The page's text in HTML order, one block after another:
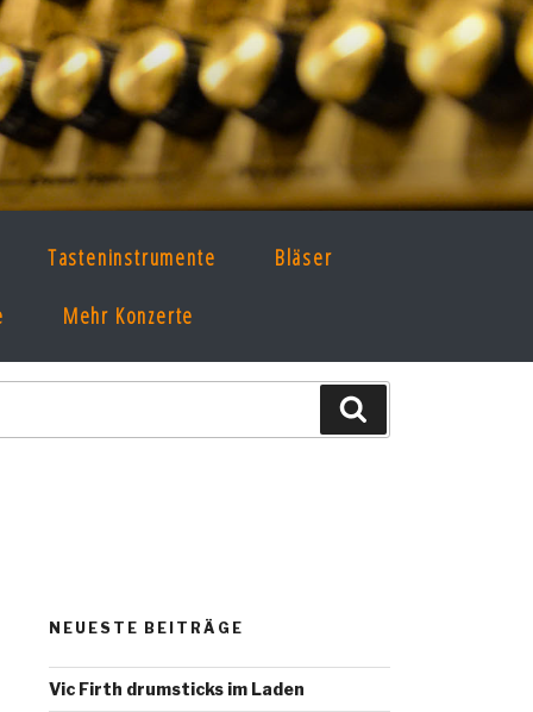
Tasteninstrumente Bläser
Mehr Konzerte
NEUESTE BEITRÄGE
Vic Firth drumsticks im Laden